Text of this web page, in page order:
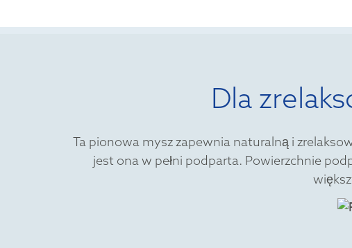
Dla
Ta pionowa mysz zapewnia naturalną i
jest ona w pełni podparta. Powierzchnie